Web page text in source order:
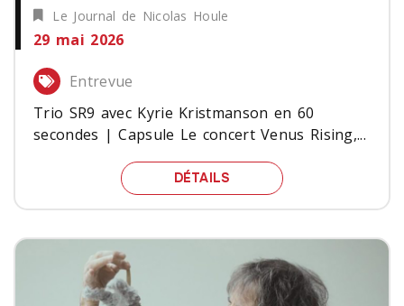
Le Journal de Nicolas Houle
29 mai 2026
Entrevue
Trio SR9 avec Kyrie Kristmanson en 60
secondes | Capsule Le concert Venus Rising,...
DÉTAILS TRIO SR9 AVEC KYRIE